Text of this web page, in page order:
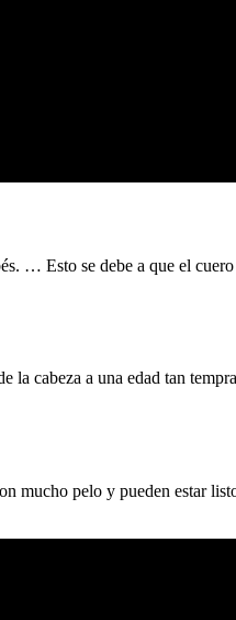
… Esto se debe a que el
la cabeza a una edad tan
mucho pelo y pueden estar